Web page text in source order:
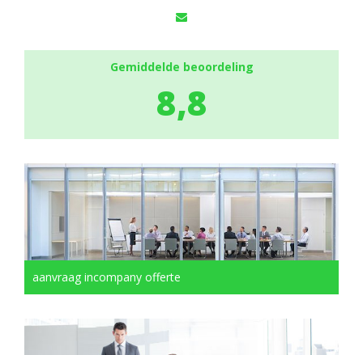
Gemiddelde beoordeling
8,8
aanvraag incompany offerte